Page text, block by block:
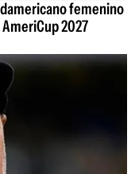
femenino
2027